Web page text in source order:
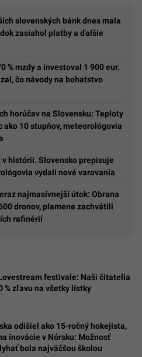
slovenských bánk dnes mala
zasiahol platby a ďalšie
% mzdy a investoval 1 900 eur.
čo návody na bohatstvo
horúčav na Slovensku: Teploty
ako 10 stupňov, meteorológovia
v histórii. Slovensko prepisuje
vydali nové varovania
najmasívnejší útok: Obrana
dronov, plamene zachvátili
rafinérií
festivale: Naši čitatelia
% zľavu na všetky lístky
odišiel ako 15-ročný hokejista,
inovácie v Nórsku: Možnosť
bola najväčšou školou